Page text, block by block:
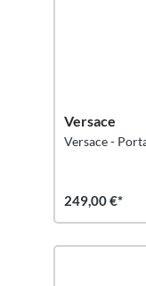
Versace
Versace -
249,00 €*